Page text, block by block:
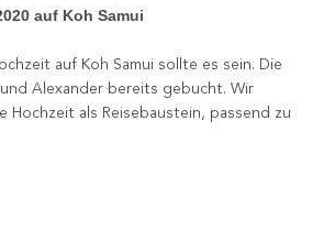
auf Koh Samui
auf Koh Samui sollte es sein. Die
Alexander bereits gebucht. Wir
Hochzeit als Reisebaustein, passend zu